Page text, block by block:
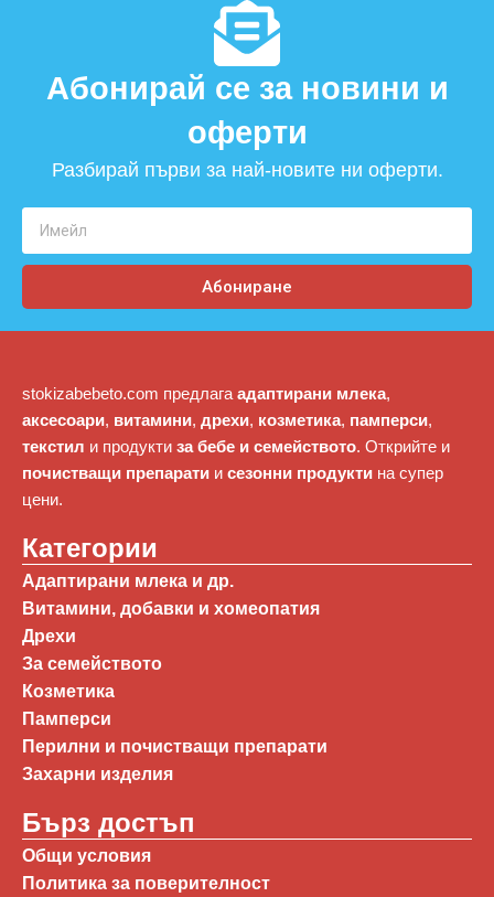
Абонирай се за новини и
оферти​
Разбирай първи за най-новите ни оферти.
Абониране
stokizabebeto.com предлага адаптирани млека,
аксесоари, витамини, дрехи, козметика, памперси,
текстил и продукти за бебе и семейството. Открийте и
почистващи препарати и сезонни продукти на супер
цени.
Категории
Адаптирани млека и др.
Витамини, добавки и хомеопатия
Дрехи
За семейството
Козметика
Памперси
Перилни и почистващи препарати
Захарни изделия
Бърз достъп
Общи условия
Политика за поверителност